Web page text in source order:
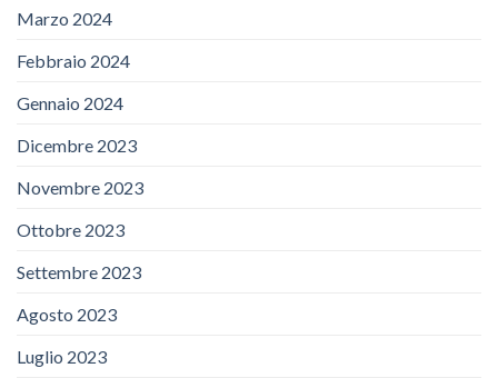
Marzo 2024
Febbraio 2024
Gennaio 2024
Dicembre 2023
Novembre 2023
Ottobre 2023
Settembre 2023
Agosto 2023
Luglio 2023